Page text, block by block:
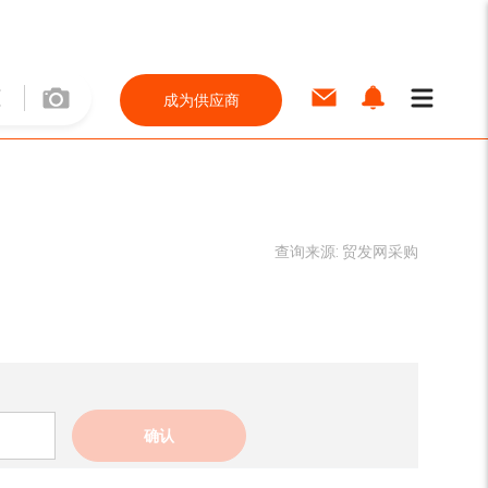
成为供应商
查询来源: 贸发网采购
确认